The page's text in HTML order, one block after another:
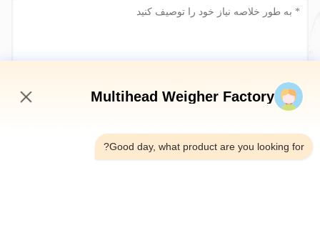
حالا ارسال کن
Multihead Weigher Factory
Good day, what product are you looking for?